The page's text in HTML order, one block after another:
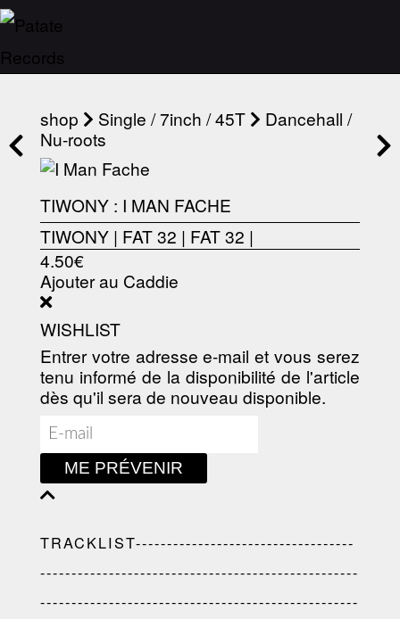
shop Single / 7inch / 45T
Dancehall /
Nu-roots
TIWONY : I MAN FACHE
TIWONY| FAT 32 | FAT 32 |
4.50€
Ajouter au Caddie
WISHLIST
Entrer votre adresse e-mail et vous serez
tenu informé de la disponibilité de l'article
dès qu'il sera de nouveau disponible.
ME PRÉVENIR
TRACKLIST-----------------------------------
---------------------------------------------------
---------------------------------------------------